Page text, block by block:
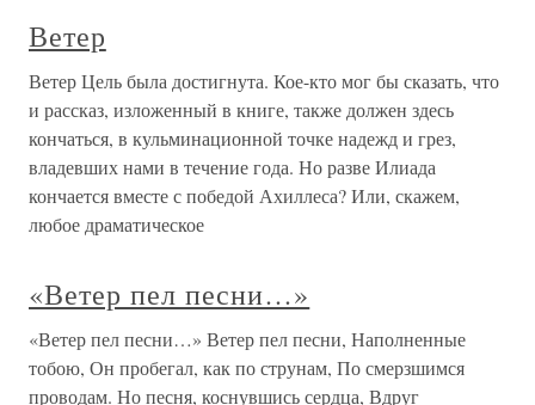
Ветер
Ветер Цель была достигнута. Кое-кто мог бы сказать, что
и рассказ, изложенный в книге, также должен здесь
кончаться, в кульминационной точке надежд и грез,
владевших нами в течение года. Но разве Илиада
кончается вместе с победой Ахиллеса? Или, скажем,
любое драматическое
«Ветер пел песни…»
«Ветер пел песни…» Ветер пел песни, Наполненные
тобою, Он пробегал, как по струнам, По смерзшимся
проводам. Но песня, коснувшись сердца, Вдруг